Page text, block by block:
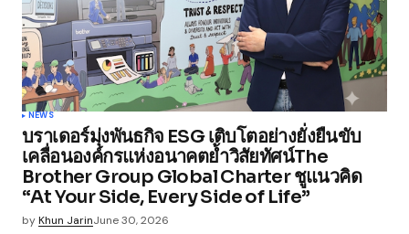
NEWS
บราเดอร์มุ่งพันธกิจ ESG เติบโตอย่างยั่งยืนขับ
เคลื่อนองค์กรแห่งอนาคตย้ำวิสัยทัศน์The
Brother Group Global Charter ชูแนวคิด
“At Your Side, Every Side of Life”
byKhun JarinJune 30, 2026